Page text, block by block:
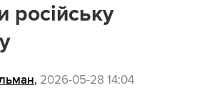
російську
, 2026-05-28 14:04